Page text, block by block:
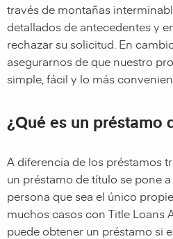
través de montañas
detallados de antecedentes y
rechazar su solicitud. En
asegurarnos de que nuestro
simple, fácil y lo más
¿Qué es un préstamo
A diferencia de los préstamos
un préstamo de título se pone
persona que sea el único
muchos casos con Title Loans
puede obtener un préstamo si